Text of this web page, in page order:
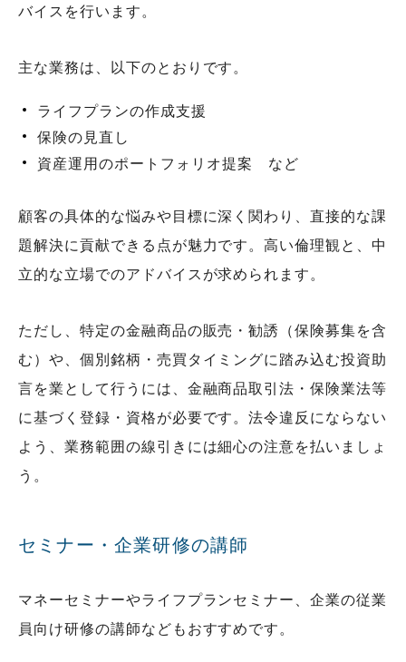
バイスを行います。
主な業務は、以下のとおりです。
ライフプランの作成支援
保険の見直し
資産運用のポートフォリオ提案 など
顧客の具体的な悩みや目標に深く関わり、直接的な課
題解決に貢献できる点が魅力です。高い倫理観と、中
立的な立場でのアドバイスが求められます。
ただし、特定の金融商品の販売・勧誘（保険募集を含
む）や、個別銘柄・売買タイミングに踏み込む投資助
言を業として行うには、金融商品取引法・保険業法等
に基づく登録・資格が必要です。法令違反にならない
よう、業務範囲の線引きには細心の注意を払いましょ
う。
セミナー・企業研修の講師
マネーセミナーやライフプランセミナー、企業の従業
員向け研修の講師などもおすすめです。